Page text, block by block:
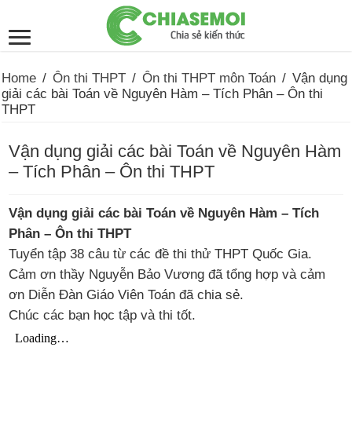
Home / Ôn thi THPT / Ôn thi THPT môn Toán / Vận dụng
giải các bài Toán về Nguyên Hàm – Tích Phân – Ôn thi
THPT
Vận dụng giải các bài Toán về Nguyên Hàm
– Tích Phân – Ôn thi THPT
Vận dụng giải các bài Toán về Nguyên Hàm – Tích
Phân – Ôn thi THPT
Tuyển tập 38 câu từ các đề thi thử THPT Quốc Gia.
Cảm ơn thầy Nguyễn Bảo Vương đã tổng hợp và cảm
ơn Diễn Đàn Giáo Viên Toán đã chia sẻ.
Chúc các bạn học tập và thi tốt.